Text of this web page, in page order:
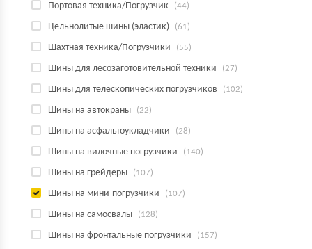
Портовая техника/Погрузчик (44)
Цельнолитые шины (эластик) (61)
Шахтная техника/Погрузчики (55)
Шины для лесозаготовительной техники (27)
Шины для телескопических погрузчиков (102)
Шины на автокраны (22)
Шины на асфальтоукладчики (28)
Шины на вилочные погрузчики (140)
Шины на грейдеры (107)
Шины на мини-погрузчики (107)
Шины на самосвалы (128)
Шины на фронтальные погрузчики (157)